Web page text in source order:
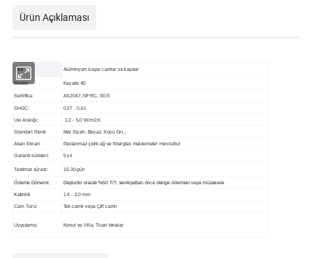
Ürün Açıklaması
Ad Alüminyum kayar camlar ve kapılar
Model: Kayalık 80
Sertifika: AS2047, NFRC, SGS
SHGC: 0.27 - 0.61
Uw Aralığı: 1.2 - 5.0 W/m2.K
Standart Renk: Mat Siyah, Beyaz, Koyu Gri...
Akan Ekran: Paslanmaz çelik ağ ve fiberglas malzemeler mevcuttur
Garanti süreleri: 5 yıl
Teslimat süresi: 15-30 gün
Ödeme Dönemi: Depozito olarak %50 T/T, sevkiyattan önce denge ödemesi veya müzakere
Kalınlık 1.4 - 2,0 mm
Cam Türü: Tek camlı veya Çift camlı
Uygulama: Konut ve Villa, Ticari binalar